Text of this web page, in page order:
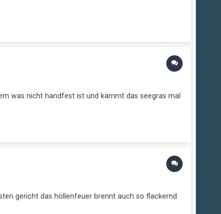
was nicht handfest ist und kämmt das seegras mal
gericht das höllenfeuer brennt auch so flackernd